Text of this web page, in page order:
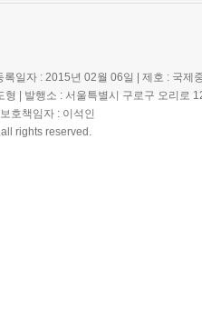
일자 : 2015년 02월 06일 | 제호 : 국제
형 | 발행소 : 서울특별시 구로구 오리로
호책임자 : 이석인
rights reserved.